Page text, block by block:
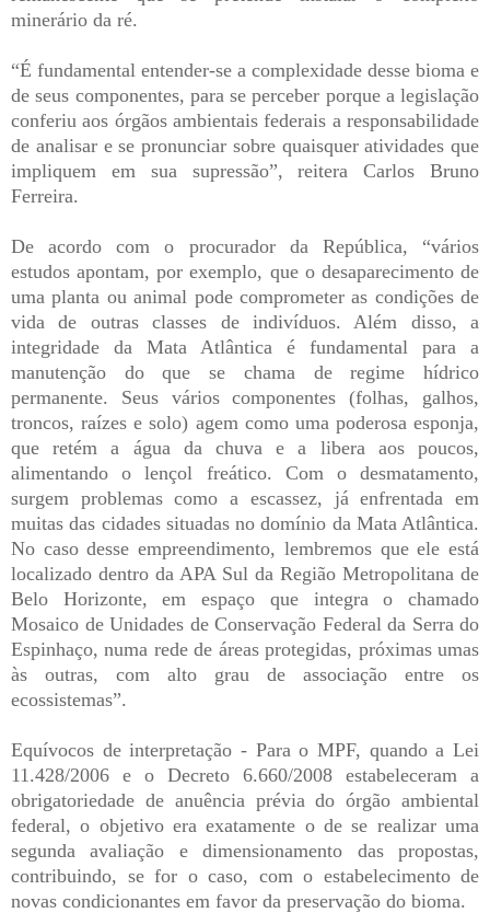
minerário da ré.
“É fundamental entender-se a complexidade desse bioma e
de seus componentes, para se perceber porque a legislação
conferiu aos órgãos ambientais federais a responsabilidade
de analisar e se pronunciar sobre quaisquer atividades que
impliquem em sua supressão”, reitera Carlos Bruno
Ferreira.
De acordo com o procurador da República, “vários
estudos apontam, por exemplo, que o desaparecimento de
uma planta ou animal pode comprometer as condições de
vida de outras classes de indivíduos. Além disso, a
integridade da Mata Atlântica é fundamental para a
manutenção do que se chama de regime hídrico
permanente. Seus vários componentes (folhas, galhos,
troncos, raízes e solo) agem como uma poderosa esponja,
que retém a água da chuva e a libera aos poucos,
alimentando o lençol freático. Com o desmatamento,
surgem problemas como a escassez, já enfrentada em
muitas das cidades situadas no domínio da Mata Atlântica.
No caso desse empreendimento, lembremos que ele está
localizado dentro da APA Sul da Região Metropolitana de
Belo Horizonte, em espaço que integra o chamado
Mosaico de Unidades de Conservação Federal da Serra do
Espinhaço, numa rede de áreas protegidas, próximas umas
às outras, com alto grau de associação entre os
ecossistemas”.
Equívocos de interpretação - Para o MPF, quando a Lei
11.428/2006 e o Decreto 6.660/2008 estabeleceram a
obrigatoriedade de anuência prévia do órgão ambiental
federal, o objetivo era exatamente o de se realizar uma
segunda avaliação e dimensionamento das propostas,
contribuindo, se for o caso, com o estabelecimento de
novas condicionantes em favor da preservação do bioma.